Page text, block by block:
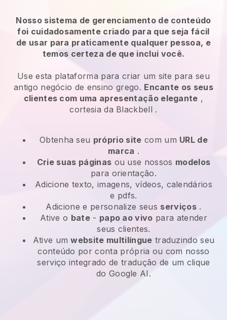
Nosso sistema de gerenciamento de conteúdo
foi cuidadosamente criado para que seja fácil
de usar para praticamente qualquer pessoa, e
temos certeza de que inclui você.
Use esta plataforma para criar um site para seu
antigo negócio de ensino grego. Encante os seus
clientes com uma apresentação elegante ,
cortesia da Blackbell .
Obtenha seu próprio site com um URL de
marca .
Crie suas páginas ou use nossos modelos
para orientação.
Adicione texto, imagens, vídeos, calendários
e pdfs.
Adicione e personalize seus serviços.
Ative o bate- papo ao vivo para atender
seus clientes.
Ative umwebsite multilíngue traduzindo seu
conteúdo por conta própria ou com nosso
serviço integrado de tradução de um clique
do Google AI.